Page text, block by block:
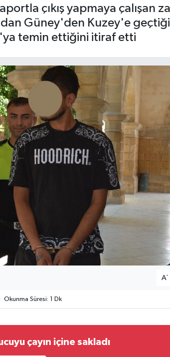
çıkış yapmaya çalışan
Güney'den Kuzey'e
temin ettiğini itiraf etti
A-
Okunma Süresi: 1 Dk
çayın içine sakladı